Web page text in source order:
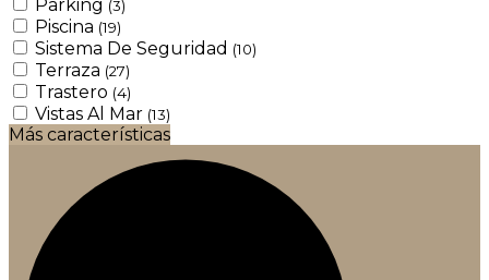
Parking (3)
Piscina (19)
Sistema De Seguridad (10)
Terraza (27)
Trastero (4)
Vistas Al Mar (13)
Más características